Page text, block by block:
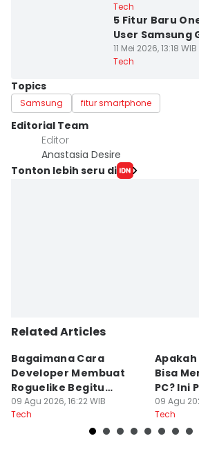
Tech
5 Fitur Baru
User Samsung
11 Mei 2026, 13:18 WIB
Tech
Topics
Samsung fitur smartphone
Editorial Team
Editor
Anastasia Desire
Tonton lebih seru di
Related Articles
Bagaimana Cara
Developer Membuat
Roguelike Begitu
Adiktif?
09 Agu 2026, 16:22 WIB
Tech
Bisa
PC? Ini
09 Agu
Tech